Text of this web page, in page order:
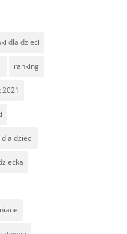
dla dzieci
ranking
dla dzieci